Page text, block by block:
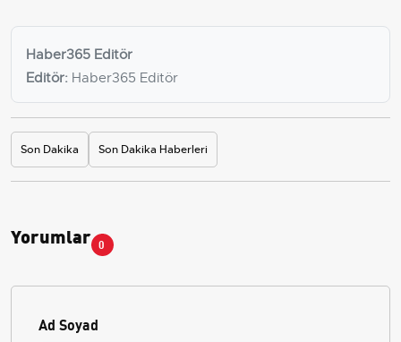
Haber365 Editör
Editör: Haber365 Editör
Son Dakika Son Dakika Haberleri
Yorumlar 0
Ad Soyad